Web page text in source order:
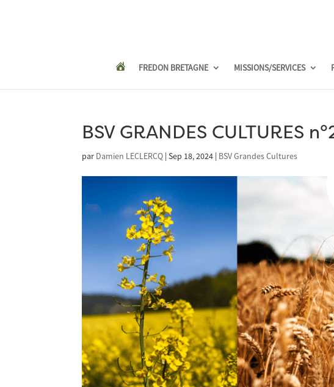
FREDON BRETAGNE MISSIONS/SERVICES
BSV GRANDES CULTURES
par Damien LECLERCQ |Sep 18, 2024 | BSV Grandes Cultures